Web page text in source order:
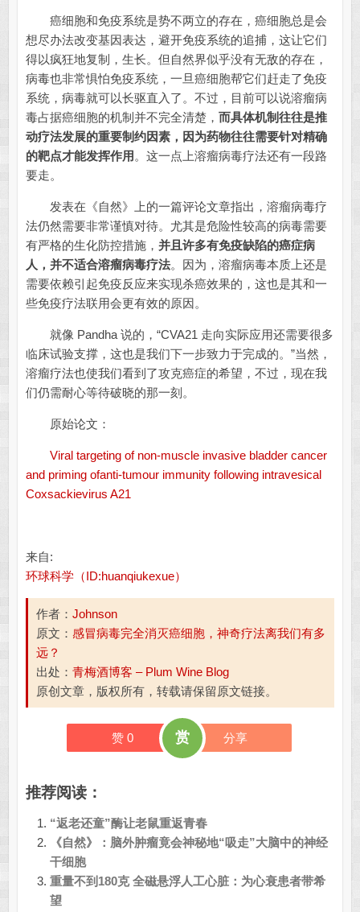
癌细胞和免疫系统是势不两立的存在，癌细胞总是会
想尽办法改变基因表达，避开免疫系统的追捕，这让它们
得以疯狂地复制，生长。但自然界似乎没有无敌的存在，
病毒也非常惧怕免疫系统，一旦癌细胞帮它们赶走了免疫
系统，病毒就可以长驱直入了。不过，目前可以说溶瘤病
毒占据癌细胞的机制并不完全清楚， 而具体机制往往是推
动疗法发展的重要制约因素，因为药物往往需要针对精确
的靶点才能发挥作用 。这一点上溶瘤病毒疗法还有一段路
要走。
发表在《自然》上的一篇评论文章指出，溶瘤病毒疗
法仍然需要非常谨慎对待。尤其是危险性较高的病毒需要
有严格的生化防控措施， 并且许多有免疫缺陷的癌症病
人，并不适合溶瘤病毒疗法。因为，溶瘤病毒本质上还是
需要依赖引起免疫反应来实现杀癌效果的，这也是其和一
些免疫疗法联用会更有效的原因。
就像 Pandha 说的，“CVA21 走向实际应用还需要很多
临床试验支撑，这也是我们下一步致力于完成的。”当然，
溶瘤疗法也使我们看到了攻克癌症的希望，不过，现在我
们仍需耐心等待破晓的那一刻。
原始论文：
Viral targeting of non-muscle invasive bladder cancer
and priming ofanti-tumour immunity following intravesical
Coxsackievirus A21
来自:
环球科学（ID:huanqiukexue）
作者： Johnson
原文： 感冒病毒完全消灭癌细胞，神奇疗法离我们有多
远？
出处： 青梅酒博客 – Plum Wine Blog
原创文章，版权所有，转载请保留原文链接。
赞 0 赏 分享
推荐阅读：
“返老还童”酶让老鼠重返青春
《自然》：脑外肿瘤竟会神秘地“吸走”大脑中的神经
干细胞
重量不到180克 全磁悬浮人工心脏：为心衰患者带希
望